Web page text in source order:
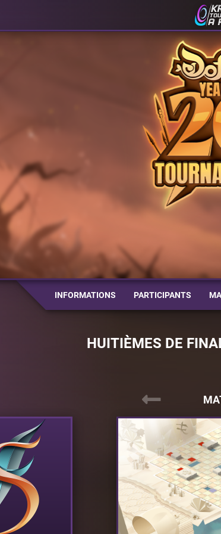
INFORMATIONS PARTICIPANTS
HUITIÈMES DE